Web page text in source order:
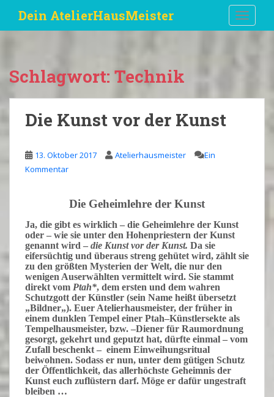
i
Dein AtelierHausMeister
Schlagwort: Technik
Die Kunst vor der Kunst
13. Oktober 2017 Atelierhausmeister
Ein
Kommentar
Die Geheimlehre der Kunst
Ja, die gibt es wirklich – die Geheimlehre der Kunst
oder – wie sie unter den Hohenpriestern der Kunst
genannt wird – die Kunst vor der Kunst. Da sie
eifersüchtig und überaus streng gehütet wird, zählt sie
zu den größten Mysterien der Welt, die nur den
wenigen Auserwählten vermittelt wird. Sie stammt
direkt vom Ptah*, dem ersten und dem wahren
Schutzgott der Künstler (sein Name heißt übersetzt
„Bildner„). Euer Atelierhausmeister, der früher in
einem dunklen Tempel einer Ptah–Künstlersekte als
Tempelhausmeister, bzw. –Diener für Raumordnung
gesorgt, gekehrt und geputzt hat, dürfte einmal – vom
Zufall beschenkt – einem Einweihungsritual
beiwohnen. Sodass er nun, unter dem gütigen Schutz
der Öffentlichkeit, das allerhöchste Geheimnis der
Kunst euch zuflüstern darf. Möge er dafür ungestraft
bleiben …